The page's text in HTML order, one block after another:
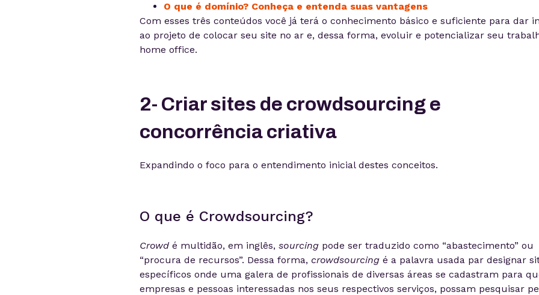
O que é domínio? Conheça e entenda suas vantagens
Com esses três conteúdos você já terá o conhecimento básico e suficiente para dar
ao projeto de colocar seu site no ar e, dessa forma, evoluir e potencializar seu
home office.
2- Criar sites de crowdsourcing e
concorrência criativa
Expandindo o foco para o entendimento inicial destes conceitos.
O que é Crowdsourcing?
Crowdé multidão, em inglês, sourcing pode ser traduzido como “abastecimento” ou
“procura de recursos”. Dessa forma, crowdsourcing é a palavra usada par designar
específicos onde uma galera de profissionais de diversas áreas se cadastram para
empresas e pessoas interessadas nos seus respectivos serviços, possam pesquisar